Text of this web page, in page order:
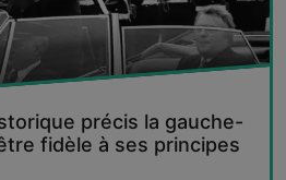
précis la gauche-
fidèle à ses principes